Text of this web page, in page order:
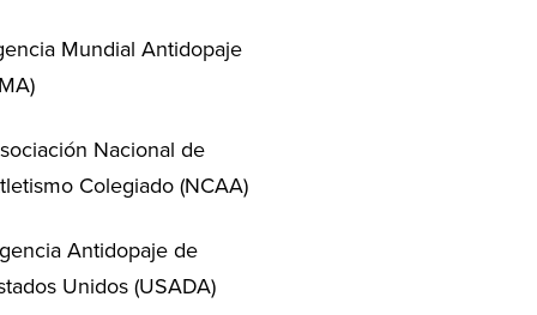
Mundial Antidopaje
Nacional de
Colegiado (NCAA)
Antidopaje de
Unidos (USADA)